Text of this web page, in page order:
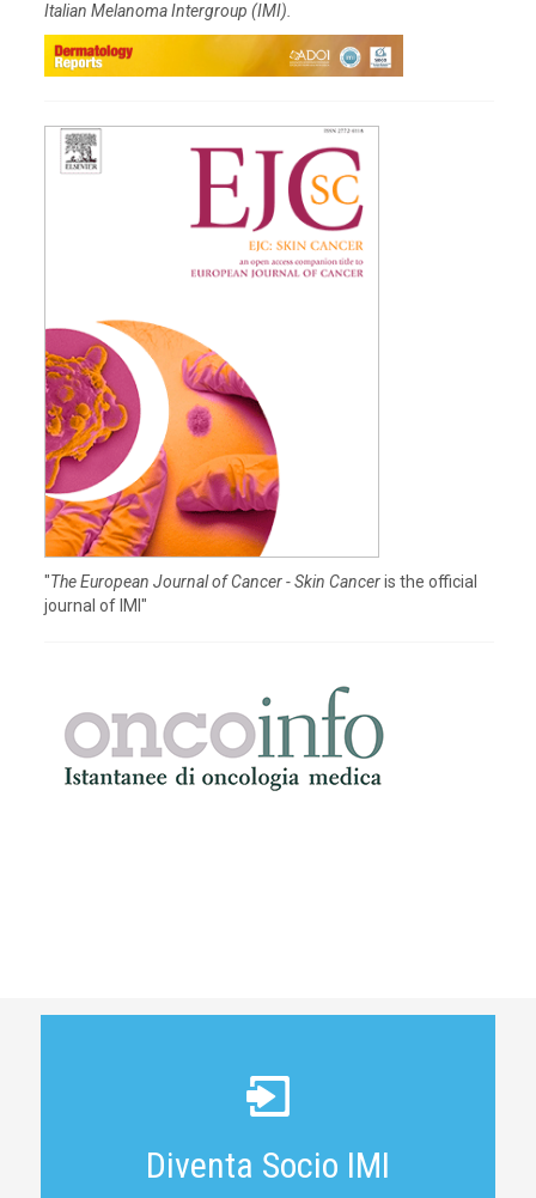
Italian Melanoma Intergroup (IMI).
"The European Journal of Cancer - Skin Canceris the official
journal of IMI"
Diventa Socio IMI